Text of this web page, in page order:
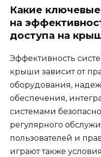
Какие
на
доступа на
Эффективность
крыши зависит от
оборудования,
обеспечения,
системами
регулярного
пользователей и
играют также